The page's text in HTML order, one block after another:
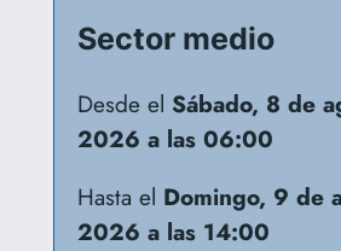
Sector medio
Desde el Sábado, 8 de
2026 a las 06:00
Hasta el Domingo, 9 de
2026 a las 14:00